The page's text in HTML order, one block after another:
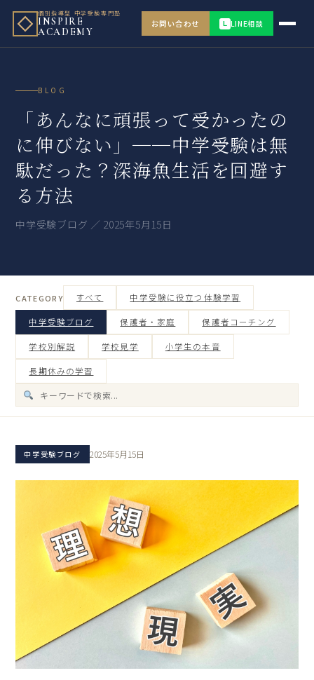
個別指導型 中学受験専門塾
INSPIRE
ACADEMY
お問い合わせ L LINE相談
BLOG
「あんなに頑張って受かったの
に伸びない」──中学受験は無
駄だった？深海魚生活を回避す
る方法
中学受験ブログ ／ 2025年5月15日
CATEGORY すべて 中学受験に役立つ体験学習
中学受験ブログ 保護者・家庭 保護者コーチング
学校別解説 学校見学 小学生の本音
長期休みの学習
中学受験ブログ 2025年5月15日